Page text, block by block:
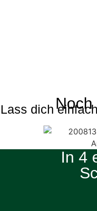
Lass dich
In 4